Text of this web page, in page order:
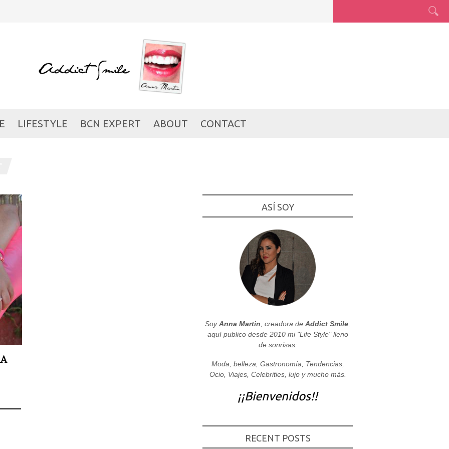
LIFESTYLE BCN EXPERT ABOUT CONTACT
ASÍ SOY
SoyAnna Martin , creadora de Addict Smile
aquí publico desde 2010 mi "Life Style" lleno
de sonrisas:
Moda, belleza, Gastronomía, Tendencias,
Ocio, Viajes, Celebrities, lujo y mucho más.
¡¡Bienvenidos!!
RECENT POSTS